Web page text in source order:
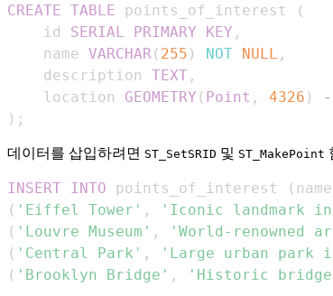
CREATE TABLE points_of_interest
(
    id
SERIAL PRIMARY KEY ,
    name
VARCHAR ( 255 ) NOT NULL ,
    description
TEXT ,
    location
GEOMETRY ( Point , 4326 )
) ;
데이터를 삽입하려면 ST_SetSRID 및 ST_MakePoint
INSERT INTO points_of_interest ( name
( 'Eiffel Tower' , 'Iconic landmark
( 'Louvre Museum' , 'World-renowned
( 'Central Park' , 'Large urban park
( 'Brooklyn Bridge' , 'Historic